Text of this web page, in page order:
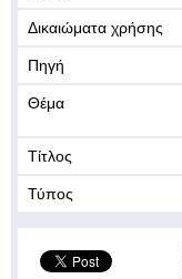
Δικαιώματα χρήσης
Πηγή
Θέμα
Τίτλος
Τύπος